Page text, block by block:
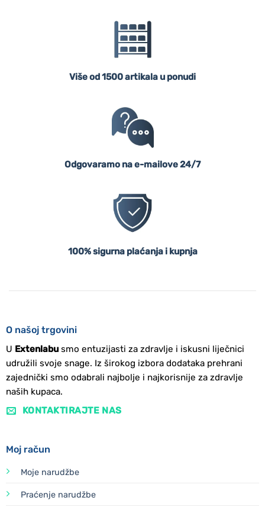
Više od 1500 artikala u ponudi
Odgovaramo na e-mailove 24/7
100% sigurna plaćanja i kupnja
O našoj trgovini
U Extenlabusmo entuzijasti za zdravlje i iskusni liječnici
udružili svoje snage. Iz širokog izbora dodataka prehrani
zajednički smo odabrali najbolje i najkorisnije za zdravlje
naših kupaca.
KONTAKTIRAJTE NAS
Moj račun
Moje narudžbe
Praćenje narudžbe